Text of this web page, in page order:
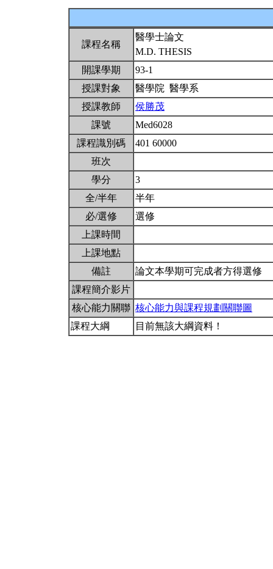
課程名稱
醫學士論文
M.D. THESIS
開課學期
93-1
授課對象
醫學院 醫學系
授課教師
侯勝茂
課號
Med6028
課程識別碼
401 60000
班次
學分
3
全/半年
半年
必/選修
選修
上課時間
上課地點
備註
論文本學期可完成者方得選修
課程簡介影片
核心能力關聯 核心能力與課程規劃關聯圖
課程大綱
目前無該大綱資料！